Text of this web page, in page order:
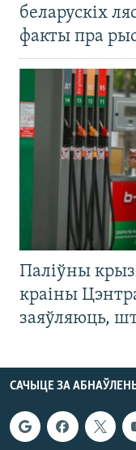
беларускіх
факты пра
Паліўны
краіны
заяўляюць,
САЧЫЦЕ ЗА